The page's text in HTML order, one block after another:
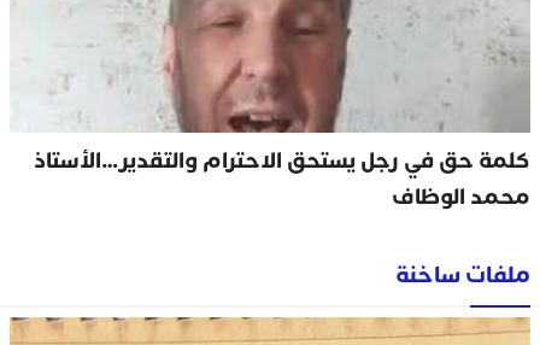
كلمة حق في رجل يستحق الاحترام والتقدير…الأستاذ
محمد الوظاف
ملفات ساخنة